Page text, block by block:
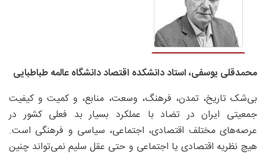
محمدقلی یوسفی، استاد دانشکده اقتصاد دانشگاه عالمه طباطبایی
بی‌شک تاریخ، تمدن، فرهنگ، وسعت، منابع، و کمیت و کیفیت
جمعیتی ایران در تضاد با عملکرد بسیار بد فعلی کشور در
عرصه‌های مختلف اقتصادی، اجتماعی، سیاسی و فرهنگی است.
هیچ نظریه اقتصادی یا اجتماعی و حتی عقل سلیم نمی‌تواند چنین